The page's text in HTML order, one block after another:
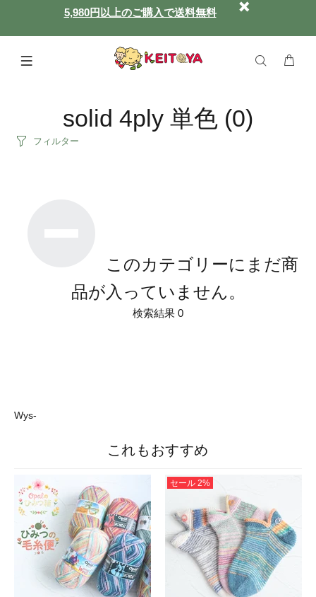
5,980円以上のご購入で送料無料
solid 4ply 単色 (0)
フィルター
このカテゴリーにまだ商
品が入っていません。
検索結果 0
Wys-
これもおすすめ
セール 2%